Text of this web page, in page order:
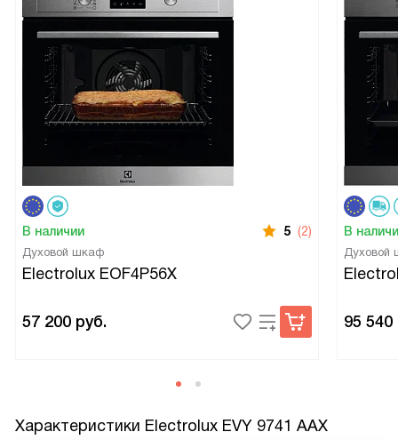
В наличии 5 (2)
Духовой шкаф
Electrolux EOF4P56X
57 200 руб.
В
Духовой
95 540
Характеристики Electrolux EVY 9741 AAX